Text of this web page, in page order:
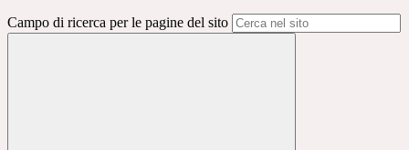
Campo di ricerca per le pagine del sito